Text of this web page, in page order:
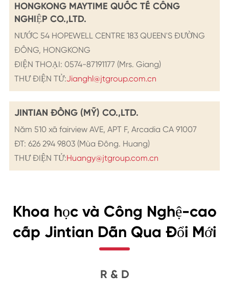
HONGKONG MAYTIME QUỐC TẾ CÔNG
NGHIỆP CO.,LTD.
NƯỚC 54 HOPEWELL CENTRE 183 QUEEN'S ĐƯỜNG
ĐÔNG, HONGKONG
ĐIỆN THOẠI: 0574-87191177 (Mrs. Giang)
THƯ ĐIỆN TỬ:Jianghl@jtgroup.com.cn
JINTIAN ĐỒNG (MỸ) CO.,LTD.
Năm 510 xã fairview AVE, APT F, Arcadia CA 91007
ĐT: 626 294 9803 (Mùa Đông. Huang)
THƯ ĐIỆN TỬ:Huangy@jtgroup.com.cn
Khoa học và Công Nghệ-cao
cấp Jintian Dẫn Qua Đổi Mới
R & D